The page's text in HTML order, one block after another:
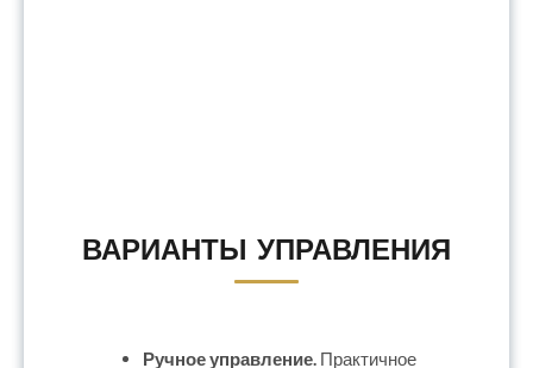
ВАРИАНТЫ УПРАВЛЕНИЯ
Ручное управление. Практичное